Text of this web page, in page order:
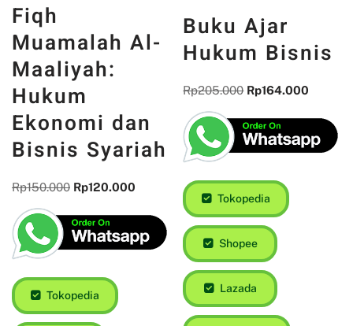
Fiqh
Muamalah Al-
Maaliyah:
Hukum
Ekonomi dan
Bisnis Syariah
Rp150.000 Rp120.000
Tokopedia
Buku Ajar
Hukum Bisnis
Rp205.000 Rp164.000
Tokopedia
Shopee
Lazada